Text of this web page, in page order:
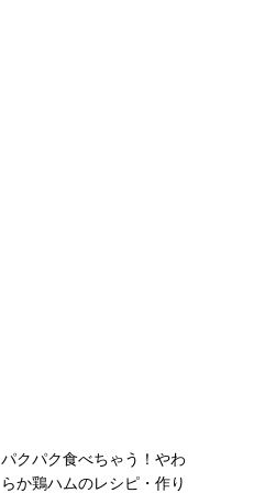
パクパク食べちゃう！やわ
らか鶏ハムのレシピ・作り